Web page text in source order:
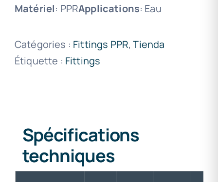
Matériel: PPRApplications: Eau
Catégories : Fittings PPR,Tienda
Étiquette : Fittings
Spécifications
techniques